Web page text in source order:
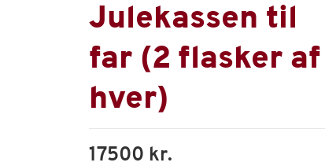
Julekassen til
far (2 flasker af
hver)
17500 kr.